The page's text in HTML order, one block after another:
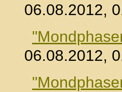
06.08.2012,
06.08.2012,